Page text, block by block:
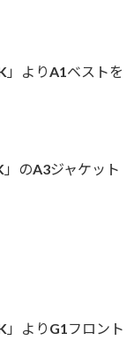
よりA1ベストを
のA3ジャケット
よりG1フロント